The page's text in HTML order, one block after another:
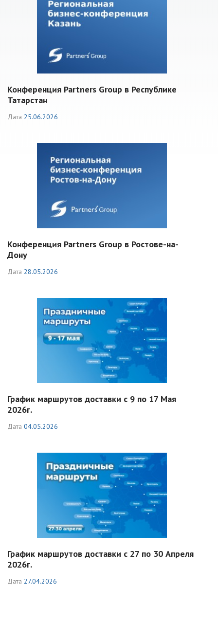
Конференция Partners Group в Республике
Татарстан
Дата 25.06.2026
Конференция Partners Group в Ростове-на-
Дону
Дата 28.05.2026
График маршрутов доставки с 9 по 17 Мая
2026г.
Дата 04.05.2026
График маршрутов доставки с 27 по 30 Апреля
2026г.
Дата 27.04.2026